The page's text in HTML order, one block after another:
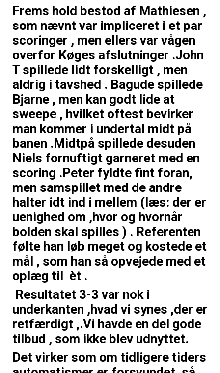
Frems hold bestod af Mathiesen ,
som nævnt var impliceret i et par
scoringer , men ellers var vågen
overfor Køges afslutninger .John
T spillede lidt forskelligt , men
aldrig i tavshed . Bagude spillede
Bjarne , men kan godt lide at
sweepe , hvilket oftest bevirker
man kommer i undertal midt på
banen .Midtpå spillede desuden
Niels fornuftigt garneret med en
scoring .Peter fyldte fint foran,
men samspillet med de andre
halter idt ind i mellem (læs: der er
uenighed om ,hvor og hvornår
bolden skal spilles ) . Referenten
følte han løb meget og kostede et
mål , som han så opvejede med et
oplæg til èt .
Resultatet 3-3 var nok i
underkanten ,hvad vi synes ,der er
retfærdigt ,.Vi havde en del gode
tilbud , som ikke blev udnyttet.
Det virker som om tidligere tiders